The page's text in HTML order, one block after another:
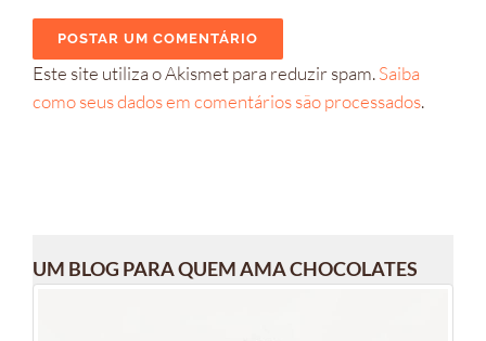
Este site utiliza o Akismet para reduzir spam.Saiba
como seus dados em comentários são processados.
UM BLOG PARA QUEM AMA CHOCOLATES